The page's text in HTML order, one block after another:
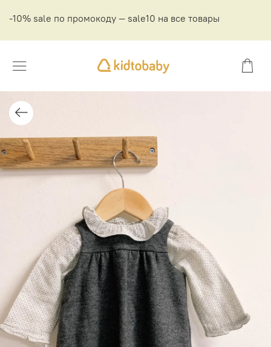
-10% sale по промокоду — sale10 на все товары